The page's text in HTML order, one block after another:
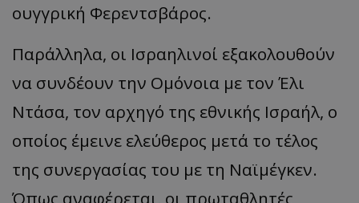
ουγγρική Φερεντσβάρος.
Παράλληλα, οι Ισραηλινοί εξακολουθούν
να συνδέουν την Ομόνοια με τον Έλι
Ντάσα, τον αρχηγό της εθνικής Ισραήλ, ο
οποίος έμεινε ελεύθερος μετά το τέλος
της συνεργασίας του με τη Ναϊμέγκεν.
Όπως αναφέρεται, οι πρωταθλητές